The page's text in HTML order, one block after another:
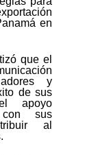
en
que el
y
de sus
apoyo
con sus
al